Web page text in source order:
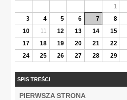
1
3
4 5 6 7 8
10
11 12 13 14 15
17
18 19 20 21 22
24
25 26 27 28 29
SPIS TREŚCI
PIERWSZA STRONA